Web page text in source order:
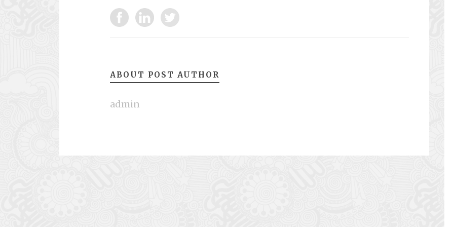
ABOUT POST AUTHOR
admin